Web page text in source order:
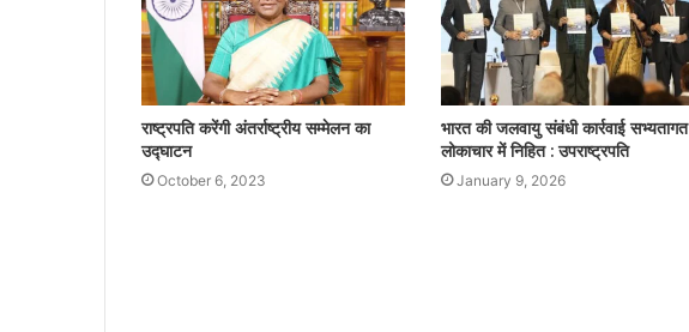
राष्ट्रपति करेंगी अंतर्राष्ट्रीय सम्मेलन का
उद्घाटन
October 6, 2023
भारत की जलवायु संबंधी कार्रवाई सभ्यतागत
लोकाचार में निहित : उपराष्ट्रपति
January 9, 2026